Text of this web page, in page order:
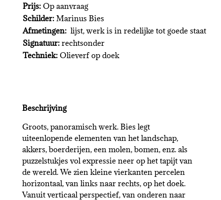
Prijs: Op aanvraag
Schilder: Marinus Bies
Afmetingen:lijst, werk is in redelijke tot goede staat
Signatuur:rechtsonder
Techniek: Olieverf op doek
Beschrijving
Groots, panoramisch werk. Bies legt
uiteenlopende elementen van het landschap,
akkers, boerderijen, een molen, bomen, enz. als
puzzelstukjes vol expressie neer op het tapijt van
de wereld. We zien kleine vierkanten percelen
horizontaal, van links naar rechts, op het doek.
Vanuit verticaal perspectief, van onderen naar